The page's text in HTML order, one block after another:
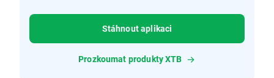
Stáhnout aplikaci
Prozkoumat produkty XTB